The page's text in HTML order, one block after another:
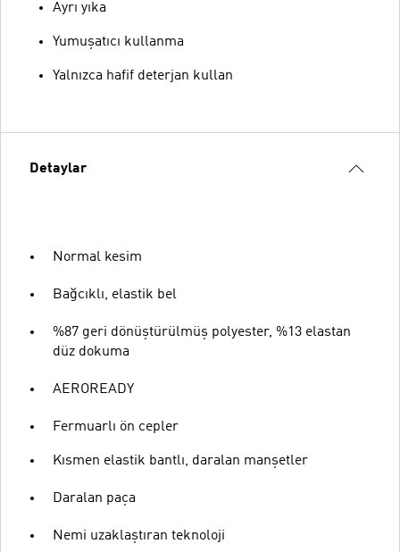
Ayrı yıka
Yumuşatıcı kullanma
Yalnızca hafif deterjan kullan
Detaylar
Normal kesim
Bağcıklı, elastik bel
%87 geri dönüştürülmüş polyester, %13 elastan
düz dokuma
AEROREADY
Fermuarlı ön cepler
Kısmen elastik bantlı, daralan manşetler
Daralan paça
Nemi uzaklaştıran teknoloji